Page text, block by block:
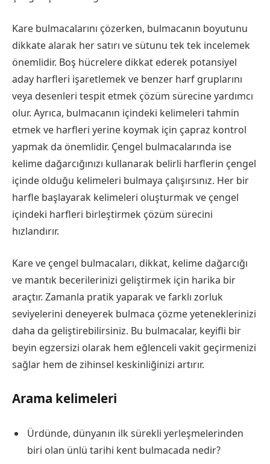
Kare bulmacalarını çözerken, bulmacanın boyutunu
dikkate alarak her satırı ve sütunu tek tek incelemek
önemlidir. Boş hücrelere dikkat ederek potansiyel
aday harfleri işaretlemek ve benzer harf gruplarını
veya desenleri tespit etmek çözüm sürecine yardımcı
olur. Ayrıca, bulmacanın içindeki kelimeleri tahmin
etmek ve harfleri yerine koymak için çapraz kontrol
yapmak da önemlidir. Çengel bulmacalarında ise
kelime dağarcığınızı kullanarak belirli harflerin çengel
içinde olduğu kelimeleri bulmaya çalışırsınız. Her bir
harfle başlayarak kelimeleri oluşturmak ve çengel
içindeki harfleri birleştirmek çözüm sürecini
hızlandırır.
Kare ve çengel bulmacaları, dikkat, kelime dağarcığı
ve mantık becerilerinizi geliştirmek için harika bir
araçtır. Zamanla pratik yaparak ve farklı zorluk
seviyelerini deneyerek bulmaca çözme yeteneklerinizi
daha da geliştirebilirsiniz. Bu bulmacalar, keyifli bir
beyin egzersizi olarak hem eğlenceli vakit geçirmenizi
sağlar hem de zihinsel keskinliğinizi artırır.
Arama kelimeleri
Ürdünde, dünyanın ilk sürekli yerleşmelerinden
biri olan ünlü tarihi kent bulmacada nedir?